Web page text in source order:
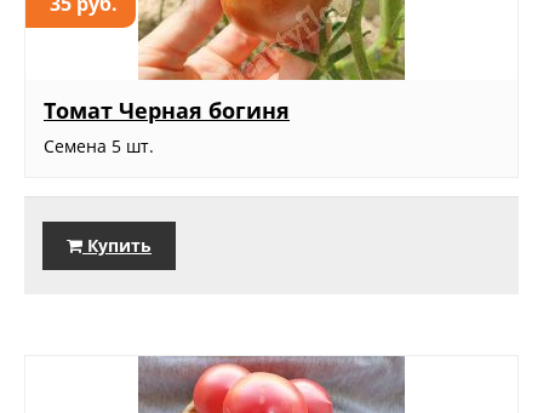
Томат Черная богиня
Семена 5 шт.
Купить